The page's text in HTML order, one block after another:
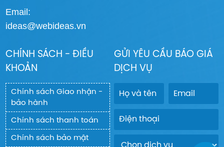
Email:
ideas@webideas.vn
CHÍNH SÁCH - ĐIỀU
KHOẢN
Chính sách Giao nhận -
bảo hành
Chính sách thanh toán
Chính sách bảo mật
GỬI YÊU CẦU BÁO GIÁ
DỊCH VỤ